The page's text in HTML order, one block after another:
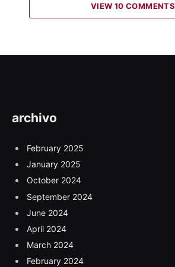
VIEW 10 COMMENTS
archivo
February 2025
January 2025
October 2024
September 2024
June 2024
April 2024
March 2024
February 2024